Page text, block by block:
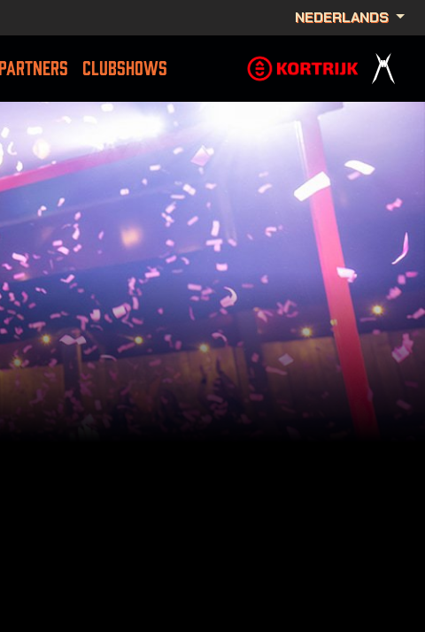
NEDERLANDS
PARTNERS CLUBSHOWS